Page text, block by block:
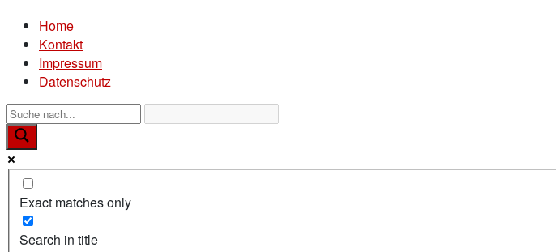
Home
Kontakt
Impressum
Datenschutz
Exact matches only
Search in title